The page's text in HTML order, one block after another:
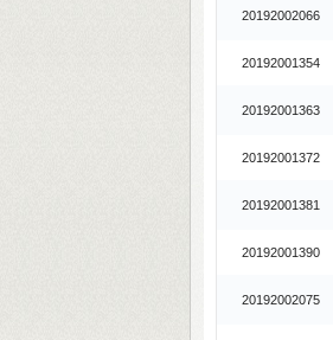
20192002066
20192001354
20192001363
20192001372
20192001381
20192001390
20192002075